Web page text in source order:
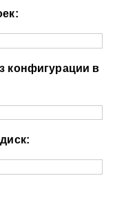
конфигурации в